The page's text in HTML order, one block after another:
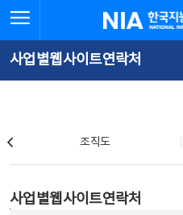
문
로
가
체
뉴
바
가
한국지능정보사
사업별웹사이트연락처
조직도
사업별웹사이트연락처